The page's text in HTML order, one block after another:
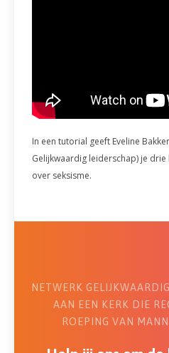
In een tutorial geeft Eveline
Gelijkwaardig leiderschap) je
over seksisme.
NETWERK
AAN EEN KERK DIE
ROEPING VAN